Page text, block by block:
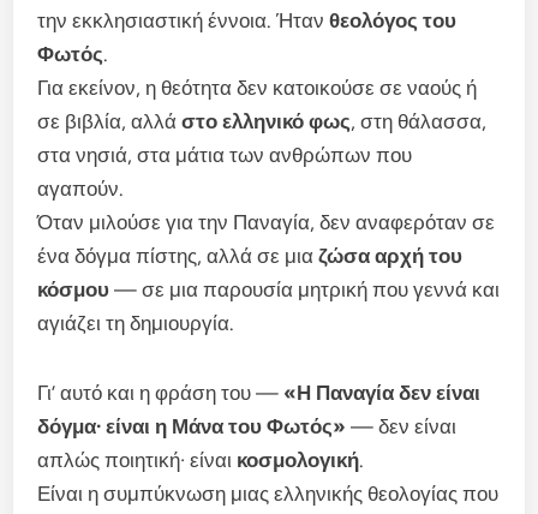
την εκκλησιαστική έννοια. Ήτανθεολόγος του
Φωτός.
Για εκείνον, η θεότητα δεν κατοικούσε σε ναούς ή
σε βιβλία, αλλάστο ελληνικό φως, στη θάλασσα,
στα νησιά, στα μάτια των ανθρώπων που
αγαπούν.
Όταν μιλούσε για την Παναγία, δεν αναφερόταν σε
ένα δόγμα πίστης, αλλά σε μιαζώσα αρχή του
κόσμου — σε μια παρουσία μητρική που γεννά και
αγιάζει τη δημιουργία.
Γι’ αυτό και η φράση του — «Η Παναγία δεν είναι
δόγμα· είναι η Μάνα του Φωτός» — δεν είναι
απλώς ποιητική· είναι κοσμολογική.
Είναι η συμπύκνωση μιας ελληνικής θεολογίας που